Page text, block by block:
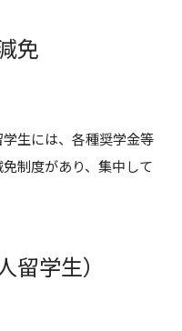
免
生には、各種奨学金等
制度があり、集中して
学生）